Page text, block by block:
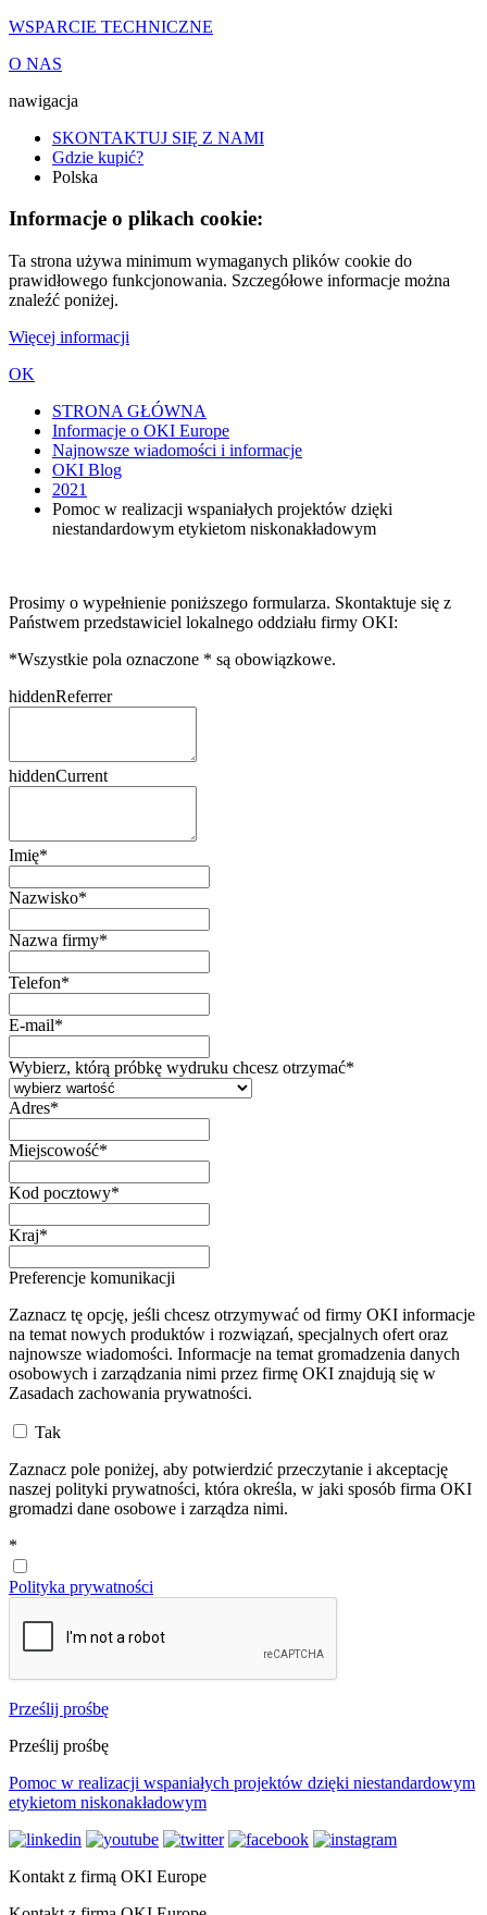
WSPARCIE TECHNICZNE
O NAS
nawigacja
SKONTAKTUJ SIĘ Z NAMI
Gdzie kupić?
Polska
Informacje o plikach cookie:
Ta strona używa minimum wymaganych plików cookie do
prawidłowego funkcjonowania. Szczegółowe informacje można
znaleźć poniżej.
Więcej informacji
OK
STRONA GŁÓWNA
Informacje o OKI Europe
Najnowsze wiadomości i informacje
OKI Blog
2021
Pomoc w realizacji wspaniałych projektów dzięki
niestandardowym etykietom niskonakładowym
Prosimy o wypełnienie poniższego formularza. Skontaktuje się z
Państwem przedstawiciel lokalnego oddziału firmy OKI:
*Wszystkie pola oznaczone * są obowiązkowe.
hiddenReferrer
hiddenCurrent
Imię*
Nazwisko*
Nazwa firmy*
Telefon*
E-mail*
Wybierz, którą próbkę wydruku chcesz otrzymać*
Adres*
Miejscowość*
Kod pocztowy*
Kraj*
Preferencje komunikacji
Zaznacz tę opcję, jeśli chcesz otrzymywać od firmy OKI informacje
na temat nowych produktów i rozwiązań, specjalnych ofert oraz
najnowsze wiadomości. Informacje na temat gromadzenia danych
osobowych i zarządzania nimi przez firmę OKI znajdują się w
Zasadach zachowania prywatności.
Tak
Zaznacz pole poniżej, aby potwierdzić przeczytanie i akceptację
naszej polityki prywatności, która określa, w jaki sposób firma OKI
gromadzi dane osobowe i zarządza nimi.
*
Polityka prywatności
Prześlij prośbę
Prześlij prośbę
Pomoc w realizacji wspaniałych projektów dzięki niestandardowym
etykietom niskonakładowym
Kontakt z firmą OKI Europe